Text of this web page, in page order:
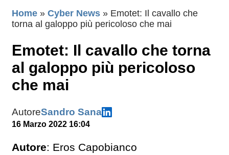
Home » Cyber News » Emotet: Il cavallo che
torna al galoppo più pericoloso che mai
Emotet: Il cavallo che torna
al galoppo più pericoloso
che mai
AutoreSandro Sana
16 Marzo 2022 16:04
Autore: Eros Capobianco